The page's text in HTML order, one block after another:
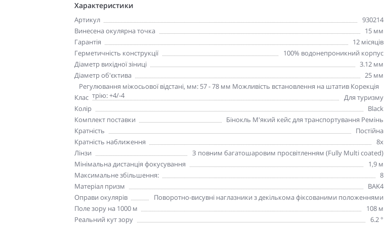
Характеристики
Артикул
930214
Винесена окулярна точка
15 мм
Гарантія
12 місяців
Герметичність конструкції
100% водонепроникний корпус
Діаметр вихідної зіниці
3.12 мм
Діаметр об'єктива
25 мм
Додаткові характеристики
Регулювання міжосьової відстані, мм: 57 - 78 мм Можливість встановлення на штатив Корекція
діоптрію: +4/-4
Клас
Для туризму
Колір
Black
Комплект поставки
Бінокль М'який кейс для транспортування Ремінь
Кратність
Постійна
Кратність наближення
8х
Лінзи
З повним багатошаровим просвітленням (Fully Multi coated)
Мінімальна дистанція фокусування
1,9 м
Максимальне збільшення:
8
Матеріал призм
BAK4
Оправи окулярів
Поворотно-висувні наглазники з декількома фіксованими положеннями
Поле зору на 1000 м
108 м
Реальний кут зору
6.2 °